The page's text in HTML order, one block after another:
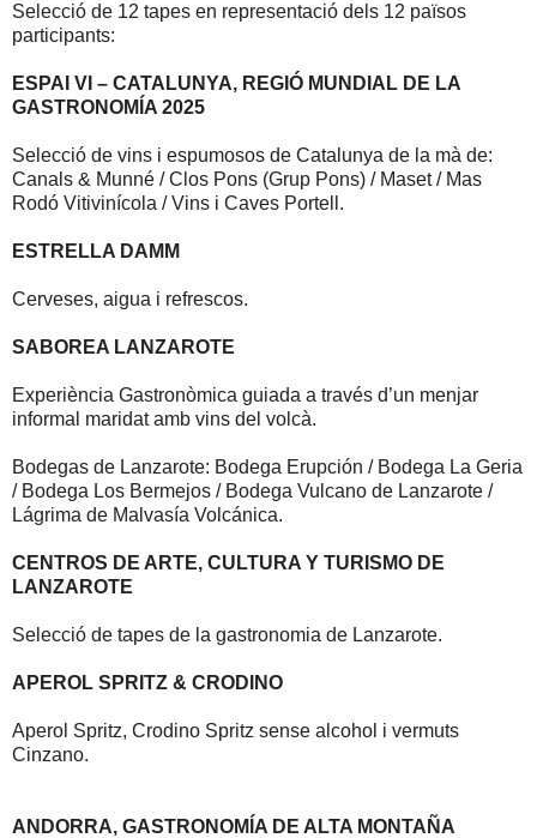
Selecció de 12 tapes en representació dels 12 països
participants:
ESPAI VI – CATALUNYA, REGIÓ MUNDIAL DE LA
GASTRONOMÍA 2025
Selecció de vins i espumosos de Catalunya de la mà de:
Canals & Munné / Clos Pons (Grup Pons) / Maset / Mas
Rodó Vitivinícola / Vins i Caves Portell.
ESTRELLA DAMM
Cerveses, aigua i refrescos.
SABOREA LANZAROTE
Experiència Gastronòmica guiada a través d’un menjar
informal maridat amb vins del volcà.
Bodegas de Lanzarote: Bodega Erupción / Bodega La Geria
/ Bodega Los Bermejos / Bodega Vulcano de Lanzarote /
Lágrima de Malvasía Volcánica.
CENTROS DE ARTE, CULTURA Y TURISMO DE
LANZAROTE
Selecció de tapes de la gastronomia de Lanzarote.
APEROL SPRITZ & CRODINO
Aperol Spritz, Crodino Spritz sense alcohol i vermuts
Cinzano.
ANDORRA, GASTRONOMÍA DE ALTA MONTAÑA